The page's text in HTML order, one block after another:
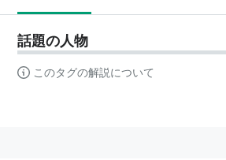
話題の人物
このタグの解説について